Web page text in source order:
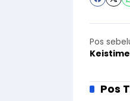
Pos
Pos